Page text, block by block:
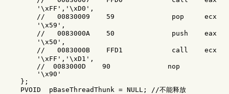
        '\xFF','\xD0',
//   00830009    59              pop     ecx
        '\x59',
//   0083000A    50              push    eax
        '\x50',
//   0083000B    FFD1            call    ecx
        '\xFF','\xD1',
        //  0083000D    90              nop
        '\x90'
    };
    PVOID  pBaseThreadThunk = NULL; //不能释放